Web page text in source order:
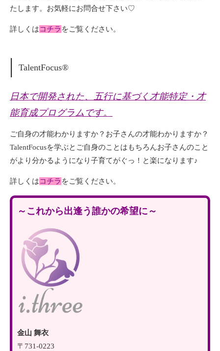
たします。お気軽にお問合せ下さい♡
詳しくはコチラ をご覧ください。
TalentFocus®
日本で開発された、五行に基づく才能特定・才
能育成プログラムです。
ご自身の才能わかりますか？お子さんの才能わかりますか？
TalentFocusを学ぶとご自身のことはもちろんお子さんのこと
がより分かるようになり子育てがぐっ！と楽になります♪
詳しくはコチラ をご覧ください。
～これから出逢う誰かの希望に～
金山 舞衣
〒731-0223